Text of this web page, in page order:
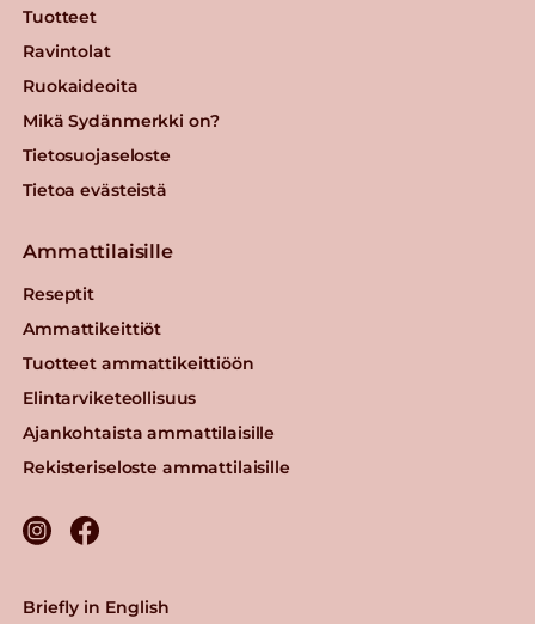
Tuotteet
Ravintolat
Ruokaideoita
Mikä Sydänmerkki on?
Tietosuojaseloste
Tietoa evästeistä
Ammattilaisille
Reseptit
Ammattikeittiöt
Tuotteet ammattikeittiöön
Elintarviketeollisuus
Ajankohtaista ammattilaisille
Rekisteriseloste ammattilaisille
Briefly in English